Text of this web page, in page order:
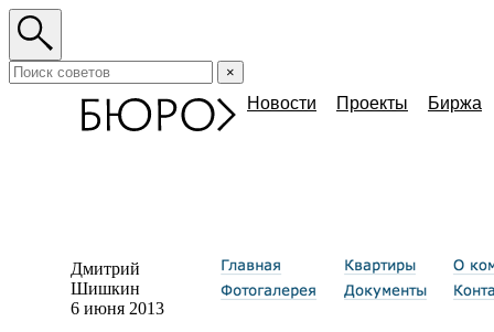
×
Новости Проекты Биржа
Дмитрий
Шишкин
6 июня 2013